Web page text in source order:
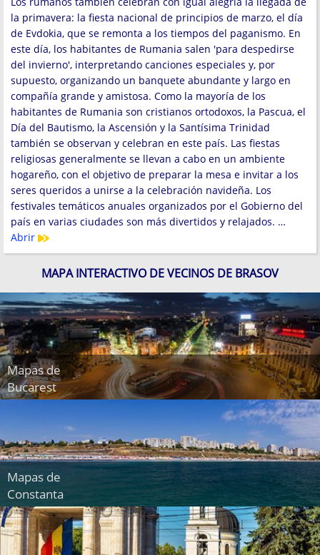
la primavera: la fiesta nacional de principios de marzo, el día
de Evdokia, que se remonta a los tiempos del paganismo. En
este día, los habitantes de Rumania salen 'para despedirse
del invierno', interpretando canciones especiales y, por
supuesto, organizando un banquete abundante y largo en
compañía grande y amistosa. Como la mayoría de los
habitantes de Rumania son cristianos ortodoxos, la Pascua, el
Día del Bautismo, la Ascensión y la Santísima Trinidad
también se observan y celebran en este país. Las fiestas
religiosas generalmente se llevan a cabo en un ambiente
hogareño, con el objetivo de preparar la mesa e invitar a los
seres queridos a unirse a la celebración navideña. Los
festivales temáticos anuales organizados por el Gobierno del
país en varias ciudades son más divertidos y relajados. …
Abrir
MAPA INTERACTIVO DE VECINOS DE BRASOV
Mapas de
Bucarest
Mapas de
Constanta